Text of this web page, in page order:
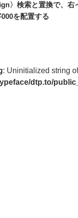
〉検索と置換で、右
を配置する
: Uninitialized string
dtp.to/